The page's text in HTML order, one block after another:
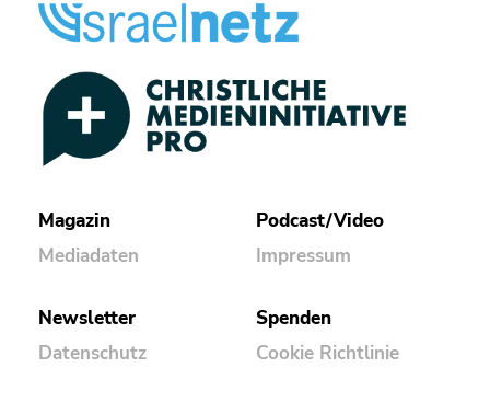
Magazin
Mediadaten
Podcast/Video
Impressum
Newsletter
Datenschutz
Spenden
Cookie Richtlinie